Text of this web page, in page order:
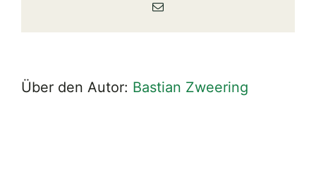
E-
Über den Autor: Bastian Zweering